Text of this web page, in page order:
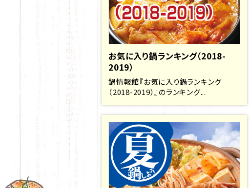
お気に入り鍋ランキング（2018-
2019）
鍋情報館『お気に入り鍋ランキング
（2018-2019）』のランキング...